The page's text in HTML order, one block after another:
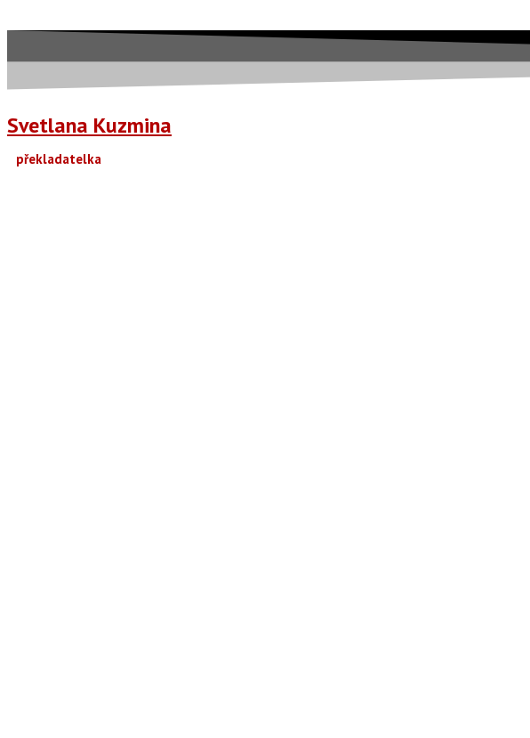
Svetlana Kuzmina
překladatelka